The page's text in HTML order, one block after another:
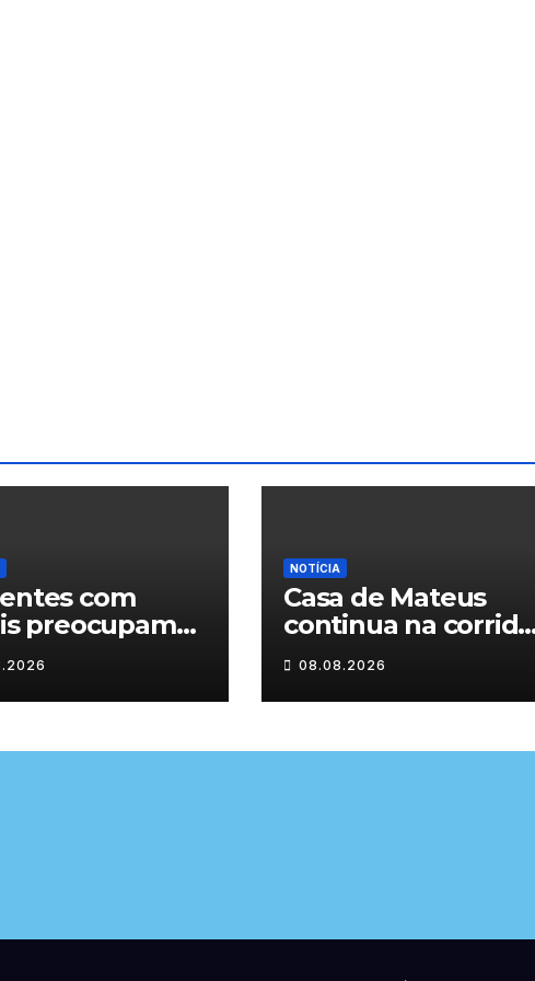
com
preocupam
de
os-Montes
NOTÍCIA
Casa de Mateus
continua na corrida
das Novas 7
Maravilhas de
Portugal
08.08.2026